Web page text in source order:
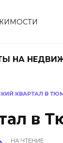
НА
КВАРТАЛ В
в
НА ЧТЕНИЕ